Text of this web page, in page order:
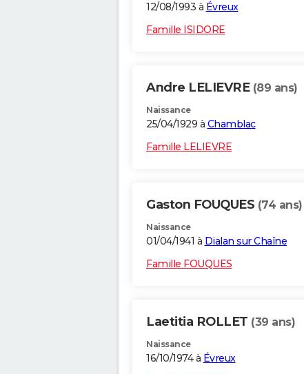
12/08/1993 à Évreux
Famille ISIDORE
Andre LELIEVRE (89 ans)
Naissance
25/04/1929 à Chamblac
Famille LELIEVRE
Gaston FOUQUES (74 ans)
Naissance
01/04/1941 à Dialan sur Chaîne
Famille FOUQUES
Laetitia ROLLET (39 ans)
Naissance
16/10/1974 à Évreux